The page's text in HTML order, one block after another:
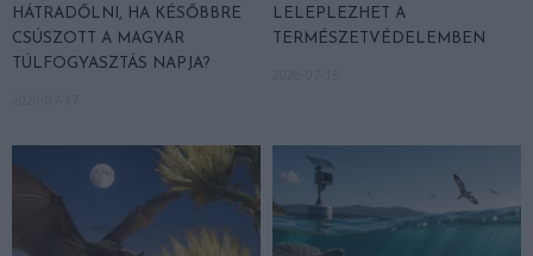
HÁTRADŐLNI, HA KÉSŐBBRE
CSÚSZOTT A MAGYAR
TÚLFOGYASZTÁS NAPJA?
LELEPLEZHET A
TERMÉSZETVÉDELEMBEN